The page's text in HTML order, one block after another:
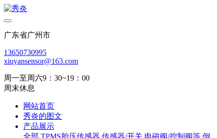
广东省广州市
13650730995
xiuyansensor@163.com
周一至周六9：30~19：00
周末休息
网站首页
秀炎的图文
产品展示
全部 TPMS胎压传感器 传感器/开关 电磁阀/控制阀等 倒